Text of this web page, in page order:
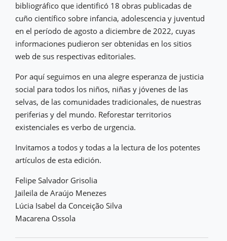
bibliográfico que identificó 18 obras publicadas de
cuño científico sobre infancia, adolescencia y juventud
en el período de agosto a diciembre de 2022, cuyas
informaciones pudieron ser obtenidas en los sitios
web de sus respectivas editoriales.
Por aquí seguimos en una alegre esperanza de justicia
social para todos los niños, niñas y jóvenes de las
selvas, de las comunidades tradicionales, de nuestras
periferias y del mundo. Reforestar territorios
existenciales es verbo de urgencia.
Invitamos a todos y todas a la lectura de los potentes
artículos de esta edición.
Felipe Salvador Grisolia
Jaileila de Araújo Menezes
Lúcia Isabel da Conceição Silva
Macarena Ossola